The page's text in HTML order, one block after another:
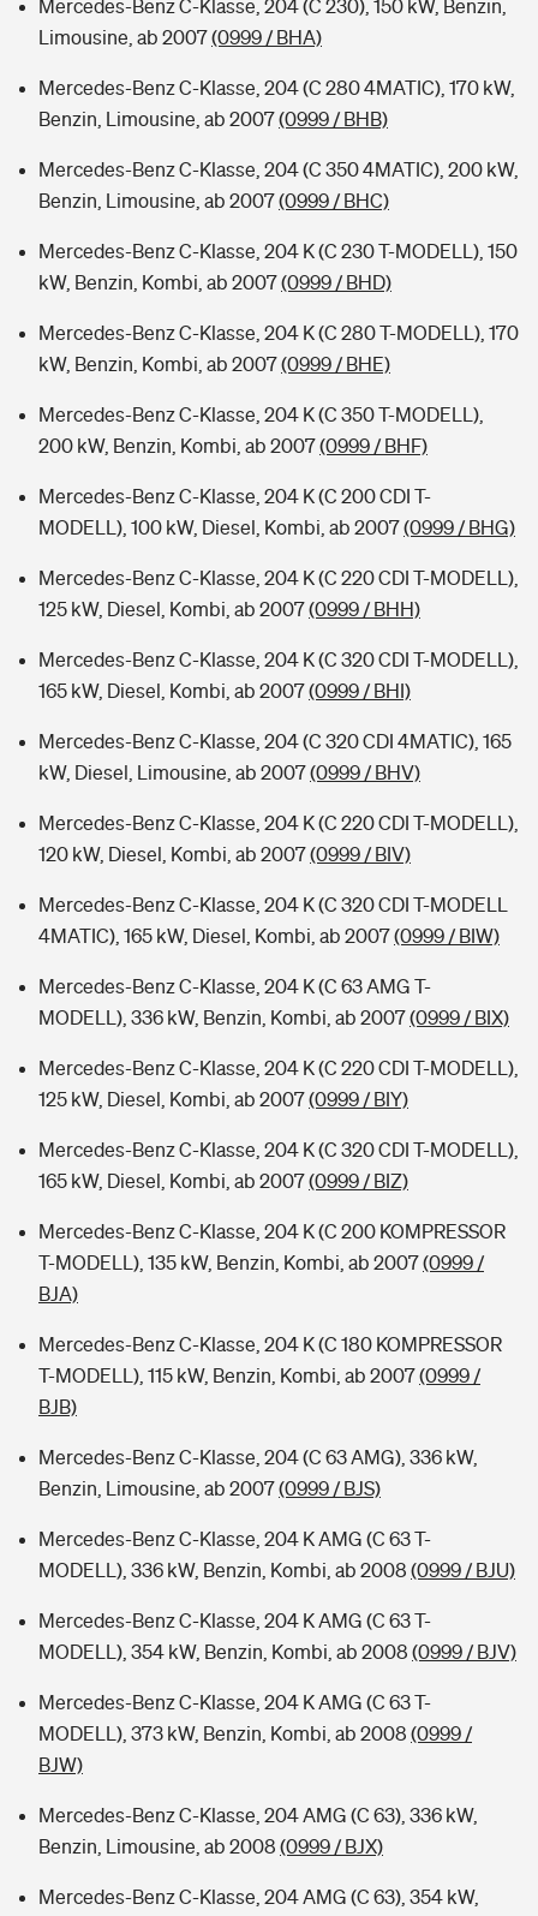
Mercedes-Benz C-Klasse, 204 (C 230), 150 kW, Benzin,
Limousine, ab 2007(0999 / BHA)
Mercedes-Benz C-Klasse, 204 (C 280 4MATIC), 170 kW,
Benzin, Limousine, ab 2007(0999 / BHB)
Mercedes-Benz C-Klasse, 204 (C 350 4MATIC), 200 kW,
Benzin, Limousine, ab 2007(0999 / BHC)
Mercedes-Benz C-Klasse, 204 K (C 230 T-MODELL), 150
kW, Benzin, Kombi, ab 2007(0999 / BHD)
Mercedes-Benz C-Klasse, 204 K (C 280 T-MODELL), 170
kW, Benzin, Kombi, ab 2007(0999 / BHE)
Mercedes-Benz C-Klasse, 204 K (C 350 T-MODELL),
200 kW, Benzin, Kombi, ab 2007(0999 / BHF)
Mercedes-Benz C-Klasse, 204 K (C 200 CDI T-
MODELL), 100 kW, Diesel, Kombi, ab 2007(0999 / BHG)
Mercedes-Benz C-Klasse, 204 K (C 220 CDI T-MODELL),
125 kW, Diesel, Kombi, ab 2007(0999 / BHH)
Mercedes-Benz C-Klasse, 204 K (C 320 CDI T-MODELL),
165 kW, Diesel, Kombi, ab 2007(0999 / BHI)
Mercedes-Benz C-Klasse, 204 (C 320 CDI 4MATIC), 165
kW, Diesel, Limousine, ab 2007(0999 / BHV)
Mercedes-Benz C-Klasse, 204 K (C 220 CDI T-MODELL),
120 kW, Diesel, Kombi, ab 2007(0999 / BIV)
Mercedes-Benz C-Klasse, 204 K (C 320 CDI T-MODELL
4MATIC), 165 kW, Diesel, Kombi, ab 2007(0999 / BIW)
Mercedes-Benz C-Klasse, 204 K (C 63 AMG T-
MODELL), 336 kW, Benzin, Kombi, ab 2007(0999 / BIX)
Mercedes-Benz C-Klasse, 204 K (C 220 CDI T-MODELL),
125 kW, Diesel, Kombi, ab 2007(0999 / BIY)
Mercedes-Benz C-Klasse, 204 K (C 320 CDI T-MODELL),
165 kW, Diesel, Kombi, ab 2007(0999 / BIZ)
Mercedes-Benz C-Klasse, 204 K (C 200 KOMPRESSOR
T-MODELL), 135 kW, Benzin, Kombi, ab 2007(0999 /
BJA)
Mercedes-Benz C-Klasse, 204 K (C 180 KOMPRESSOR
T-MODELL), 115 kW, Benzin, Kombi, ab 2007(0999 /
BJB)
Mercedes-Benz C-Klasse, 204 (C 63 AMG), 336 kW,
Benzin, Limousine, ab 2007(0999 / BJS)
Mercedes-Benz C-Klasse, 204 K AMG (C 63 T-
MODELL), 336 kW, Benzin, Kombi, ab 2008 (0999 / BJU)
Mercedes-Benz C-Klasse, 204 K AMG (C 63 T-
MODELL), 354 kW, Benzin, Kombi, ab 2008 (0999 / BJV)
Mercedes-Benz C-Klasse, 204 K AMG (C 63 T-
MODELL), 373 kW, Benzin, Kombi, ab 2008 (0999 /
BJW)
Mercedes-Benz C-Klasse, 204 AMG (C 63), 336 kW,
Benzin, Limousine, ab 2008 (0999 / BJX)
Mercedes-Benz C-Klasse, 204 AMG (C 63), 354 kW,